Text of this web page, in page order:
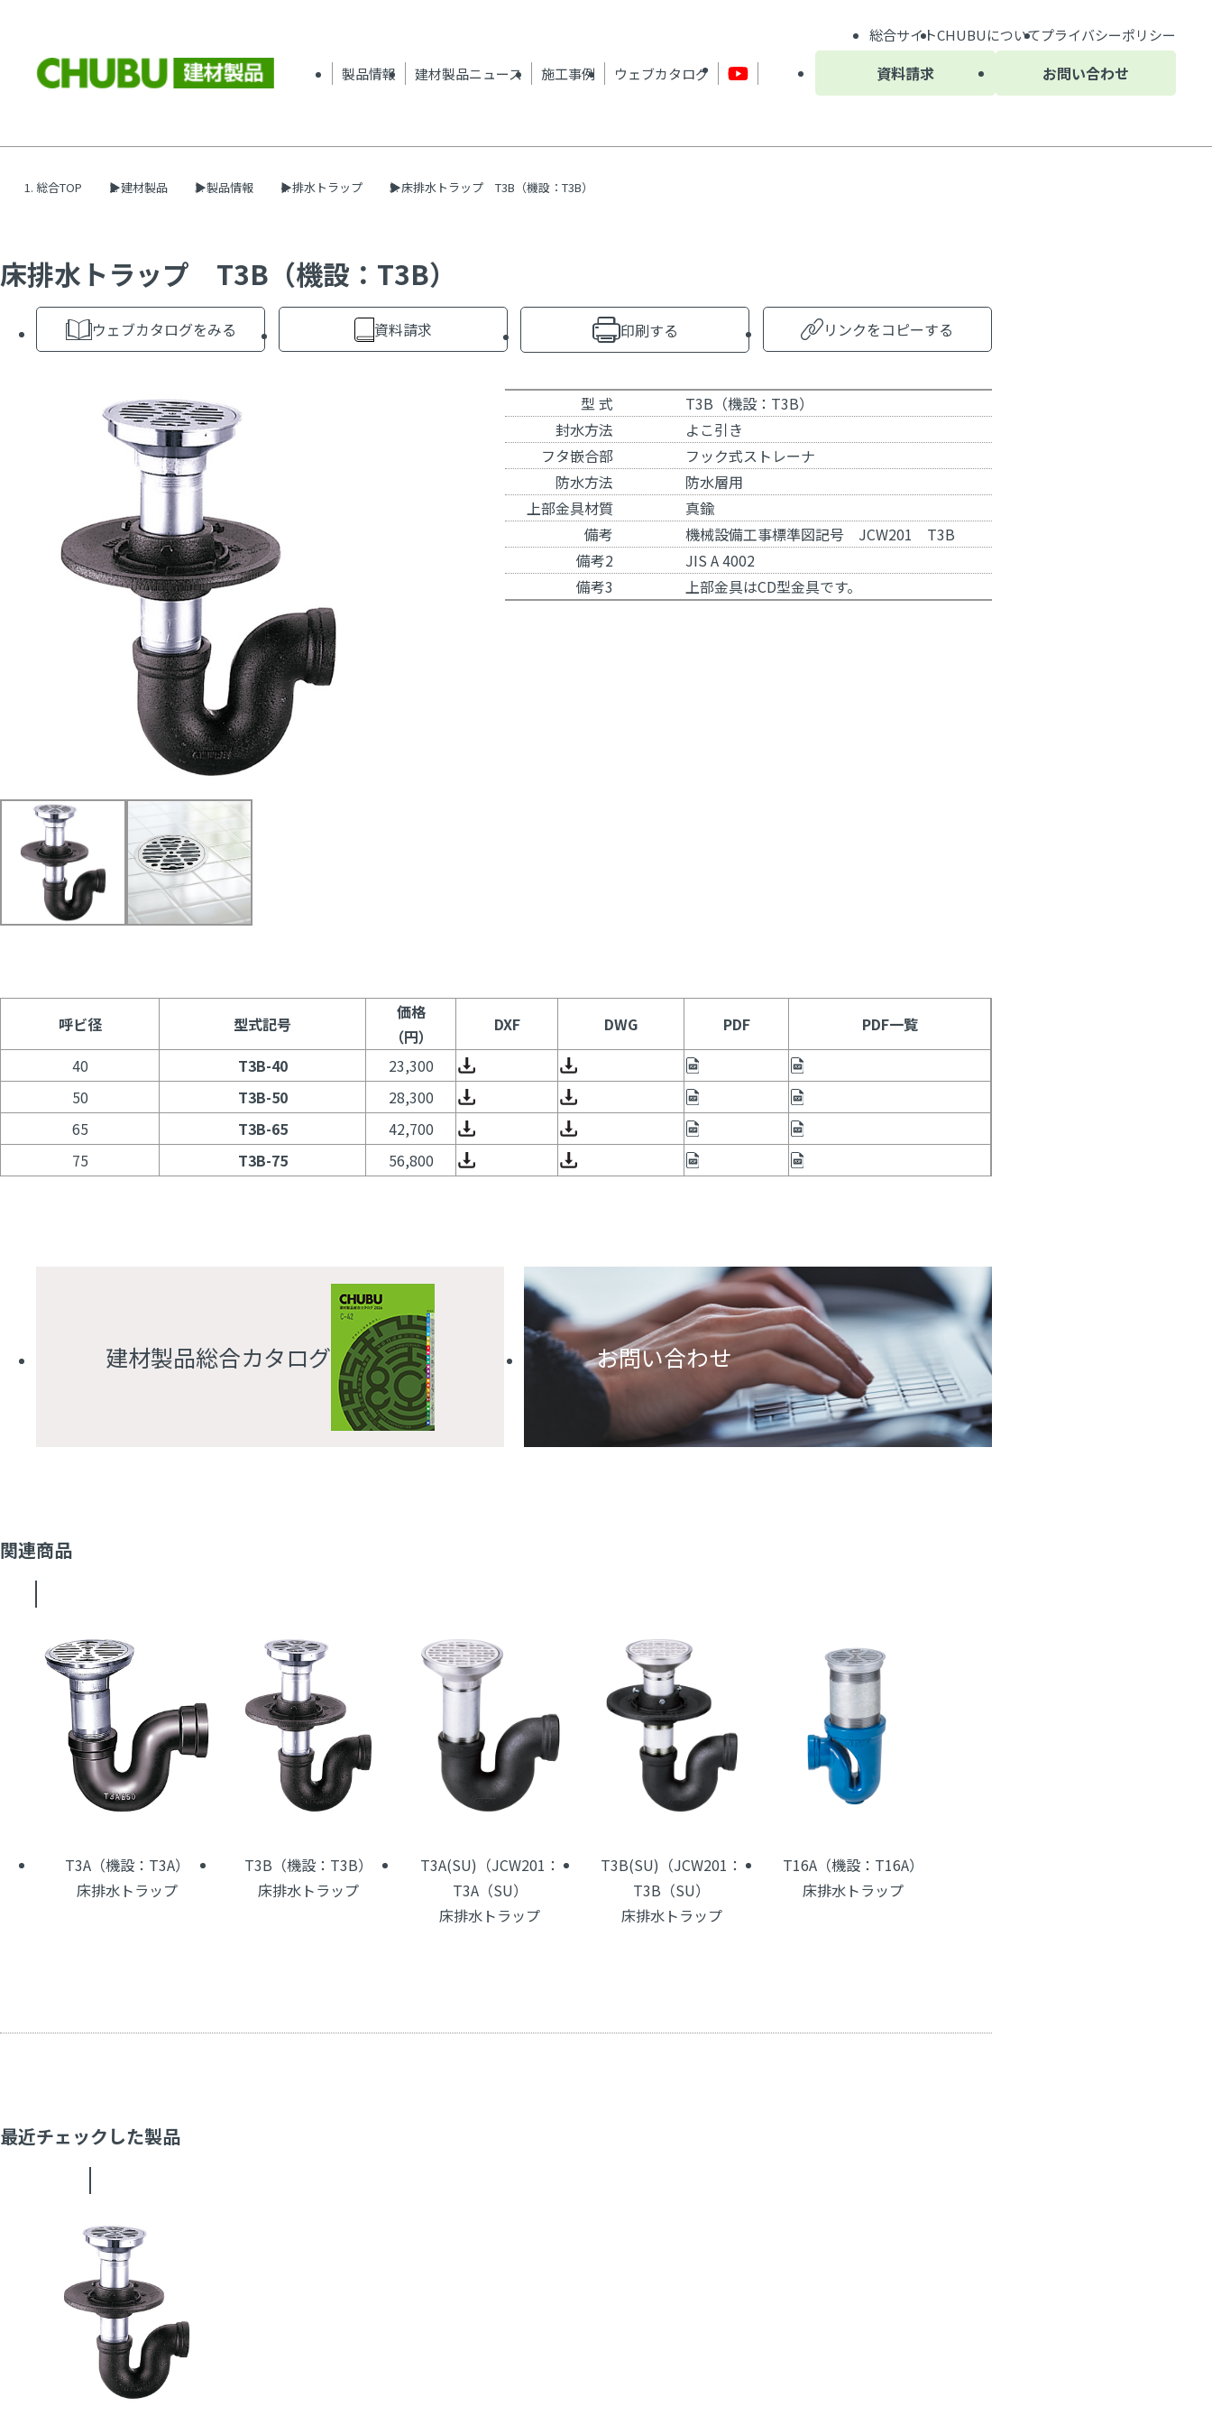
製品情報 建材製品ニュース 施工事例 ウェブカタログ 資料請求 お問い合わせ
総合サイトCHUBUについてプライバシーポリシー
総合TOP 建材製品 製品情報 排水トラップ 床排水トラップ T3B（機設：T3B）
床排水トラップ T3B（機設：T3B）
ウェブカタログをみる 資料請求 印刷する リンクをコピーする
型 式
T3B（機設：T3B）
封水方法
よこ引き
フタ嵌合部
フック式ストレーナ
防水方法
防水層用
上部金具材質
真鍮
備考
機械設備工事標準図記号 JCW201 T3B
備考2
JIS A 4002
備考3
上部金具はCD型金具です。
呼ビ径 型式記号
価格
（円）
DXF DWG PDF
PDF一覧
40
T3B-40
23,300
50
T3B-50
28,300
65
T3B-65
42,700
75
T3B-75 56,800
建材製品総合カタログ お問い合わせ
関連商品
T3A（機設：T3A）
床排水トラップ
T3B（機設：T3B）
床排水トラップ
T3A(SU)（JCW201：
T3A（SU）
床排水トラップ
T3B(SU)（JCW201：
T3B（SU）
床排水トラップ
T16A（機設：T16A）
床排水トラップ
最近チェックした製品